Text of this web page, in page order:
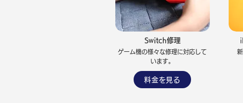
Switch修理
ゲーム機の様々な修理に対応して
います。
料金を見る